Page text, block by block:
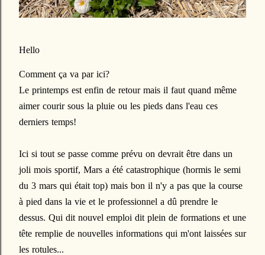
Hello
Comment ça va par ici?
Le printemps est enfin de retour mais il faut quand même
aimer courir sous la pluie ou les pieds dans l'eau ces
derniers temps!
Ici si tout se passe comme prévu on devrait être dans un
joli mois sportif, Mars a été catastrophique (hormis le semi
du 3 mars qui était top) mais bon il n'y a pas que la course
à pied dans la vie et le professionnel a dû prendre le
dessus. Qui dit nouvel emploi dit plein de formations et une
tête remplie de nouvelles informations qui m'ont laissées sur
les rotules...